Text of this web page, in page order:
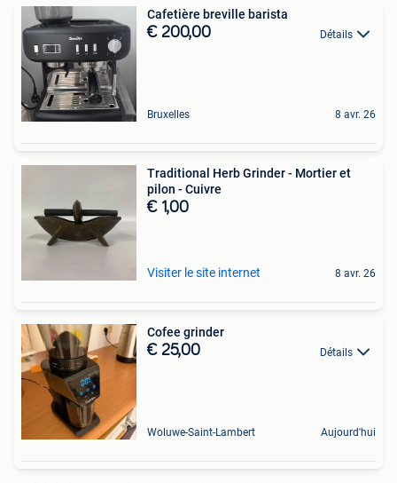
Cafetière breville barista
€ 200,00 Détails
Bruxelles 8 avr. 26
Traditional Herb Grinder - Mortier et
pilon - Cuivre
€ 1,00
Visiter le site internet 8 avr. 26
Cofee grinder
€ 25,00 Détails
Woluwe-Saint-Lambert Aujourd'hui